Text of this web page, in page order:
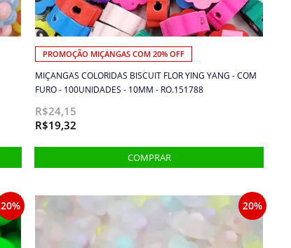
PROMOÇÃO MIÇANGAS COM 20% OFF
MIÇANGAS COLORIDAS BISCUIT FLOR YING YANG - COM
FURO - 100UNIDADES - 10MM - RO.151788
R$24,15
R$19,32
20% 20%